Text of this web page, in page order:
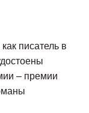
писатель в
– премии